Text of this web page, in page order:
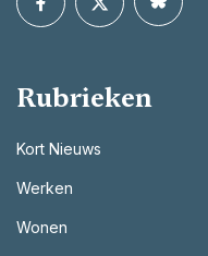
Rubrieken
Kort Nieuws
Werken
Wonen